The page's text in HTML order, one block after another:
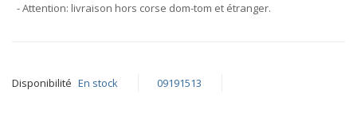
- Attention: livraison hors corse dom-tom et étranger.
Disponibilité En stock 09191513